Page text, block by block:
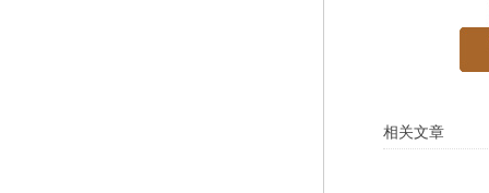
相关文章